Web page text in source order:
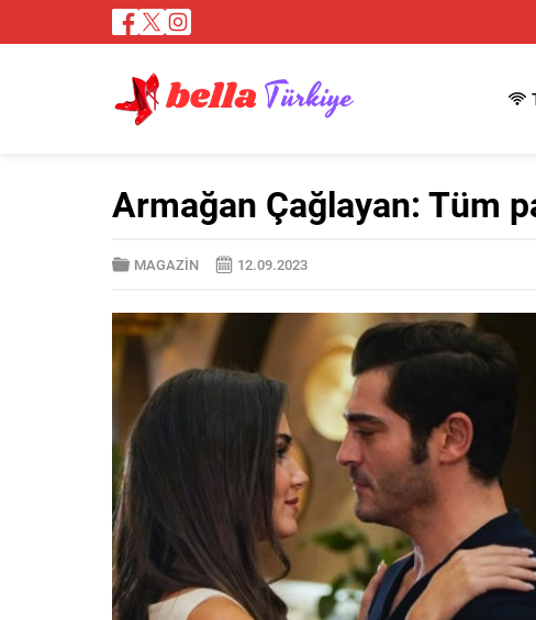
Armağan Çağlayan: Tüm
MAGAZİN 12.09.2023